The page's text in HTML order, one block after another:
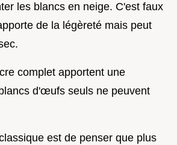
les blancs en neige. C'est faux
de la légèreté mais peut
complet apportent une
d'œufs seuls ne peuvent
est de penser que plus